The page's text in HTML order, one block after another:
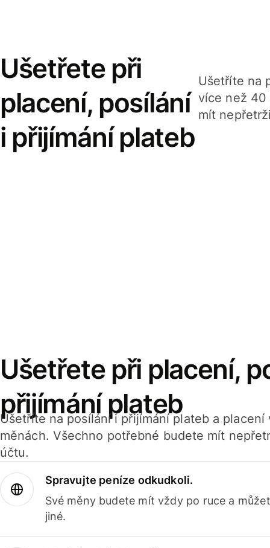
Ušetřete při
placení, posílání
i přijímání plateb
Ušetříte na
více než 40
mít
Ušetřete při placení,
přijímání plateb
Ušetříte na posílání i přijímání plateb a
měnách. Všechno potřebné budete mít
účtu.
Spravujte peníze odkudkoli.
Své měny budete mít vždy po ruce a
jiné.